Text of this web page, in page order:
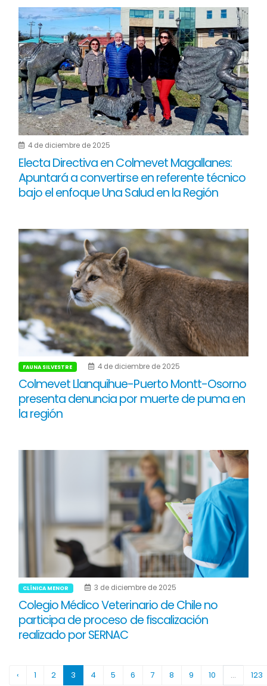
4 de diciembre de 2025
Electa Directiva en Colmevet Magallanes:
Apuntará a convertirse en referente técnico
bajo el enfoque Una Salud en la Región
FAUNA SILVESTRE 4 de diciembre de 2025
Colmevet Llanquihue-Puerto Montt-Osorno
presenta denuncia por muerte de puma en
la región
CLÍNICA MENOR 3 de diciembre de 2025
Colegio Médico Veterinario de Chile no
participa de proceso de fiscalización
realizado por SERNAC
‹ 1 2 3 4 5 6 7 8 9 10 ... 123